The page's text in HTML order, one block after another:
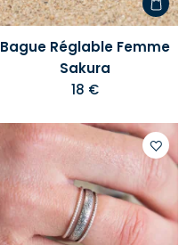
Bague Réglable Femme
Sakura
18 €
à
votre